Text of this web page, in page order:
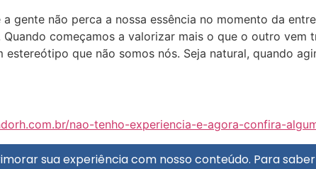
gente não perca a nossa essência no momento da
Quando começamos a valorizar mais o que o outro
estereótipo que não somos nós. Seja natural, quando
nao-tenho-experiencia-e-agora-confira-
sua experiência com nosso conteúdo. Para